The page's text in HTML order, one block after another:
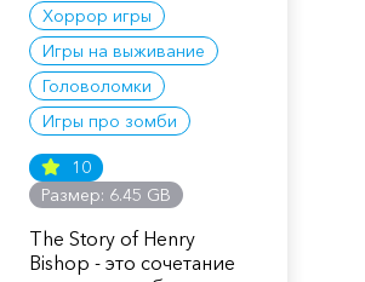
Хоррор игры
Игры на выживание
Головоломки
Игры про зомби
10
Размер: 6.45 GB
The Story of Henry
Bishop - это сочетание